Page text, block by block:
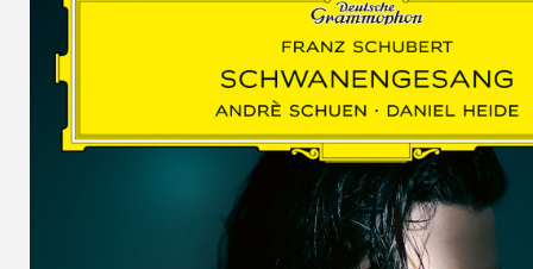
WOLF
MARTIN
SCHUMANN,
LIEDERKREIS